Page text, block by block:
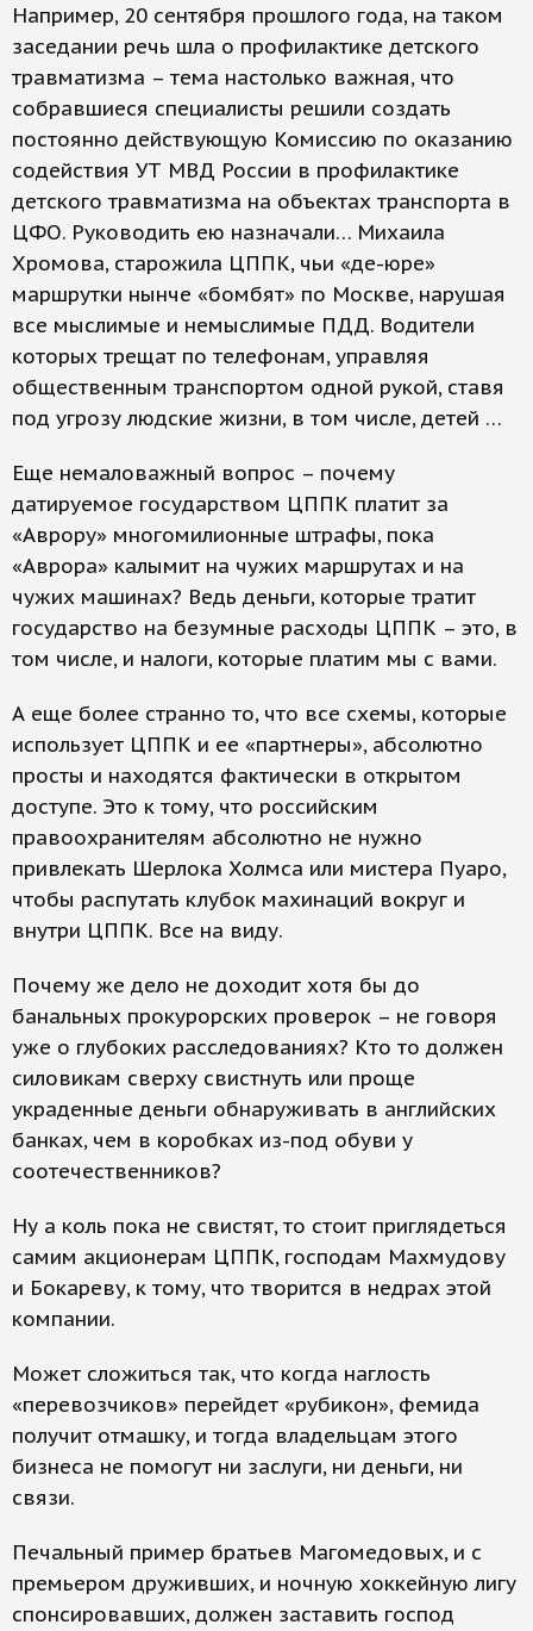
Например, 20 сентября прошлого года, на таком
заседании речь шла о профилактике детского
травматизма – тема настолько важная, что
собравшиеся специалисты решили создать
постоянно действующую Комиссию по оказанию
содействия УТ МВД России в профилактике
детского травматизма на объектах транспорта в
ЦФО. Руководить ею назначали… Михаила
Хромова, старожила ЦППК, чьи «де-юре»
маршрутки нынче «бомбят» по Москве, нарушая
все мыслимые и немыслимые ПДД. Водители
которых трещат по телефонам, управляя
общественным транспортом одной рукой, ставя
под угрозу людские жизни, в том числе, детей …
Еще немаловажный вопрос – почему
датируемое государством ЦППК платит за
«Аврору» многомилионные штрафы, пока
«Аврора» калымит на чужих маршрутах и на
чужих машинах? Ведь деньги, которые тратит
государство на безумные расходы ЦППК – это, в
том числе, и налоги, которые платим мы с вами.
А еще более странно то, что все схемы, которые
использует ЦППК и ее «партнеры», абсолютно
просты и находятся фактически в открытом
доступе. Это к тому, что российским
правоохранителям абсолютно не нужно
привлекать Шерлока Холмса или мистера Пуаро,
чтобы распутать клубок махинаций вокруг и
внутри ЦППК. Все на виду.
Почему же дело не доходит хотя бы до
банальных прокурорских проверок – не говоря
уже о глубоких расследованиях? Кто то должен
силовикам сверху свистнуть или проще
украденные деньги обнаруживать в английских
банках, чем в коробках из-под обуви у
соотечественников?
Ну а коль пока не свистят, то стоит приглядеться
самим акционерам ЦППК, господам Махмудову
и Бокареву, к тому, что творится в недрах этой
компании.
Может сложиться так, что когда наглость
«перевозчиков» перейдет «рубикон», фемида
получит отмашку, и тогда владельцам этого
бизнеса не помогут ни заслуги, ни деньги, ни
связи.
Печальный пример братьев Магомедовых, и с
премьером друживших, и ночную хоккейную лигу
спонсировавших, должен заставить господ